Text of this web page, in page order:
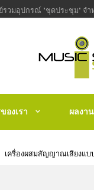
รวมอุปกรณ์ "ชุดประชุม" จำ
องเรา ผลงา
เครื่องผสมสัญญาณเสียงแบ